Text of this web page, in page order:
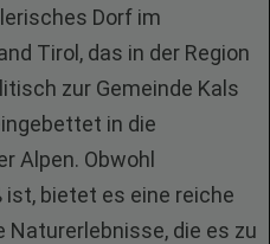
Dorf im
Tirol, das in der Region
zur Gemeinde Kals
in die
Alpen. Obwohl
bietet es eine reiche
Naturerlebnisse, die es zu